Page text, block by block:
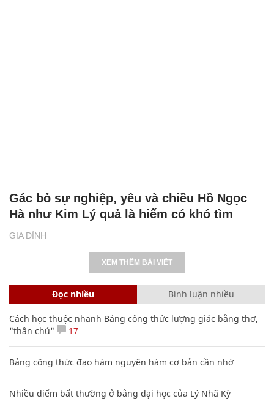
GIA ĐÌNH
Gác bỏ sự nghiệp, yêu và chiều Hồ Ngọc
Hà như Kim Lý quả là hiếm có khó tìm
XEM THÊM BÀI VIẾT
Đọc nhiều Bình luận nhiều
Cách học thuộc nhanh Bảng công thức lượng giác bằng thơ,
"thần chú"
17
Bảng công thức đạo hàm nguyên hàm cơ bản cần nhớ
Nhiều điểm bất thường ở bằng đại học của Lý Nhã Kỳ